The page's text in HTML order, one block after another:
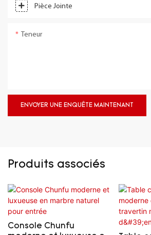
Pièce Jointe
Teneur
ENVOYER UNE ENQUÊTE MAINTENANT
Produits associés
Console Chunfu